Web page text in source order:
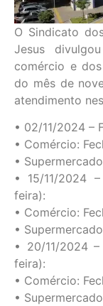
O Sindicato
Jesus
comércio e
do mês de
atendimento
• 02/11/2024 –
• Comércio:
•
• 15/11/2024
feira):
• Comércio:
•
• 20/11/2024
feira):
• Comércio:
•